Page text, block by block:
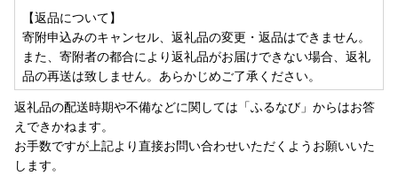
【返品について】
寄附申込みのキャンセル、返礼品の変更・返品はできません。
また、寄附者の都合により返礼品がお届けできない場合、返礼
品の再送は致しません。あらかじめご了承ください。
返礼品の配送時期や不備などに関しては「ふるなび」からはお答
えできかねます。
お手数ですが上記より直接お問い合わせいただくようお願いいた
します。